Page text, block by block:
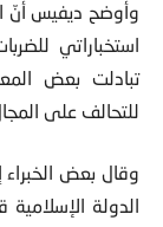
استخباراتي
تبادلت بعض
للتحالف على
الدولة
التركية كانت